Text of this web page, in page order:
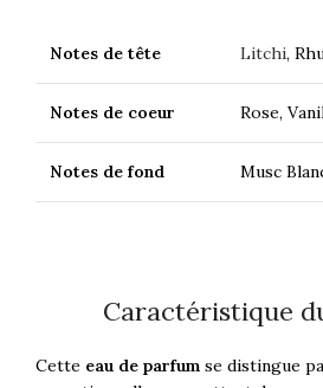
Notes de tête Litchi,
Notes de coeur Rose,
Notes de fond Musc
Caractéristique
Cette eau de parfum se distingue